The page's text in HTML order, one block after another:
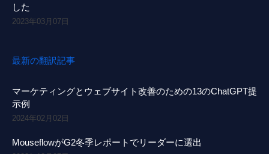
した
2023年03月07日
最新の翻訳記事
マーケティングとウェブサイト改善のための13のChatGPT提
示例
2024年02月02日
MouseflowがG2冬季レポートでリーダーに選出